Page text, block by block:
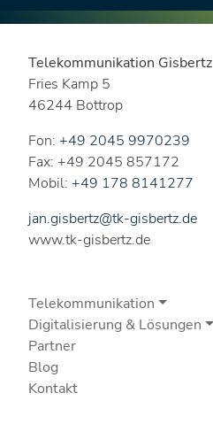
Telekommunikation Gisbertz
Fries Kamp 5
46244 Bottrop
Fon: +49 2045 9970239
Fax: +49 2045 857172
Mobil: +49 178 8141277
jan.gisbertz@tk-gisbertz.de
www.tk-gisbertz.de
Telekommunikation
Digitalisierung & Lösungen
Partner
Blog
Kontakt